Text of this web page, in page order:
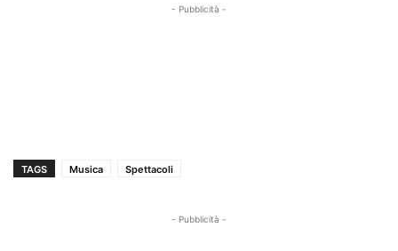
- Pubblicità -
TAGS Musica Spettacoli
- Pubblicità -